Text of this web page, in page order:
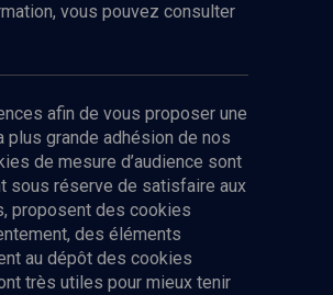
vous pouvez consulter
afin de vous proposer une
grande adhésion de nos
de mesure d’audience sont
sous réserve de satisfaire aux
proposent des cookies
des éléments
au dépôt des cookies
très utiles pour mieux tenir